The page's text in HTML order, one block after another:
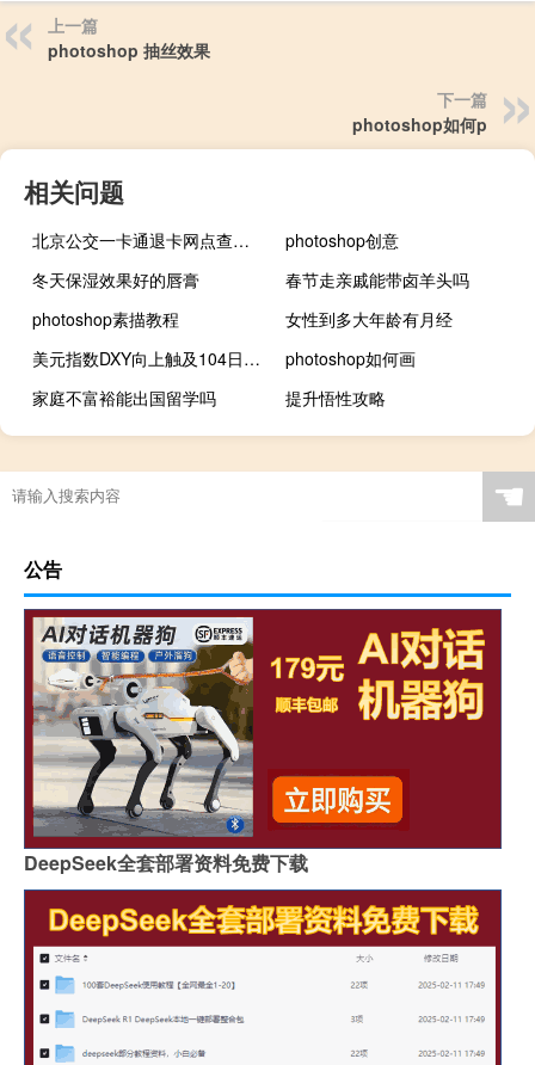
上一篇
photoshop 抽丝效果
下一篇
photoshop如何p
相关问题
北京公交一卡通退卡网点查询（北京公交一卡通退卡点）
photoshop创意
冬天保湿效果好的唇膏
春节走亲戚能带卤羊头吗
photoshop素描教程
女性到多大年龄有月经
美元指数DXY向上触及104日内涨0.36%现货白银日内下跌1.00%现报24.19美元/盎司
photoshop如何画
家庭不富裕能出国留学吗
提升悟性攻略
☚
公告
DeepSeek全套部署资料免费下载